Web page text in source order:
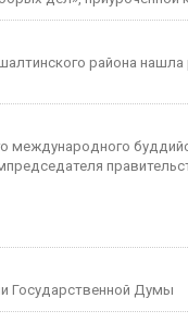
о взятых кредитах
голосование конкурса
произошло одно ДТП и
в Барнауле обсудили
от властей